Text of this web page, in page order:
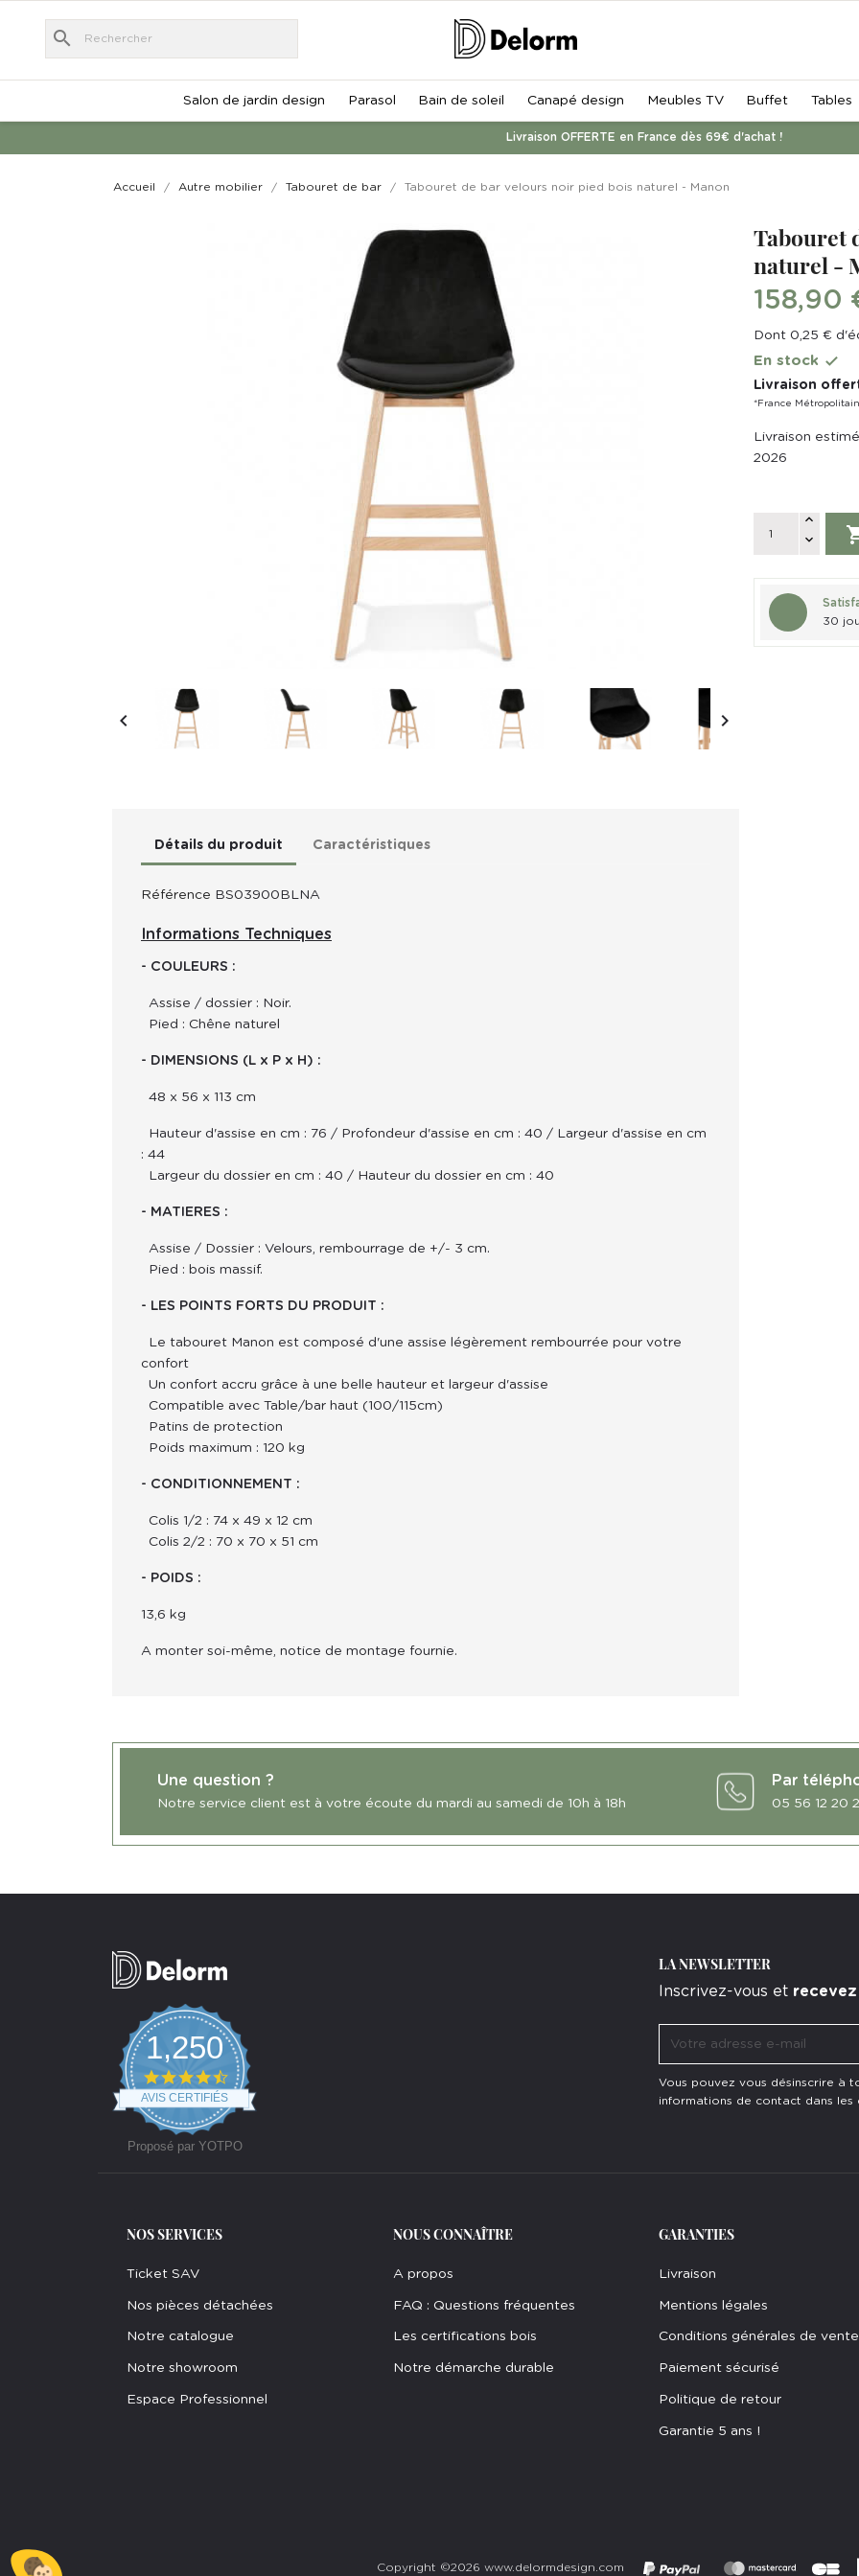
search
Salon de jardin design Parasol Bain de soleil Canapé design Meubles TV Buffet Tables
Livraison OFFERTE en France dès 69€ d'achat !
Accueil Autre mobilier Tabouret de bar Tabouret de bar velours noir pied bois naturel - Manon
 
Détails du produit Caractéristiques
Référence BS03900BLNA
Informations Techniques
- COULEURS :
Assise / dossier : Noir.
Pied : Chêne naturel
- DIMENSIONS (L x P x H) :
48 x 56 x 113 cm
Hauteur d'assise en cm : 76 / Profondeur d'assise en cm : 40 / Largeur d'assise en cm
: 44
Largeur du dossier en cm : 40 / Hauteur du dossier en cm : 40
- MATIERES :
Assise / Dossier : Velours, rembourrage de +/- 3 cm.
Pied : bois massif.
- LES POINTS FORTS DU PRODUIT :
Le tabouret Manon est composé d'une assise légèrement rembourrée pour votre
confort
Un confort accru grâce à une belle hauteur et largeur d'assise
Compatible avec Table/bar haut (100/115cm)
Patins de protection
Poids maximum : 120 kg
- CONDITIONNEMENT :
Colis 1/2 : 74 x 49 x 12 cm
Colis 2/2 : 70 x 70 x 51 cm
- POIDS :
13,6 kg
A monter soi-même, notice de montage fournie.
Tabouret
naturel -
158,90
Dont 0,25 €
En stock 
Livraison
*France
Livraison
2026
30
Une question ?
Notre service client est à votre écoute du mardi au samedi de 10h à 18h
Par
05 56 12 20
1,250
4.7
star
rating
AVIS CERTIFIÉS
Proposé par YOTPO
LA NEWSLETTER
Inscrivez-vous et
Vous pouvez vous désinscrire à
informations de contact dans les
NOS SERVICES
Ticket SAV
Nos pièces détachées
Notre catalogue
Notre showroom
Espace Professionnel
NOUS CONNAÎTRE
A propos
FAQ : Questions fréquentes
Les certifications bois
Notre démarche durable
GARANTIES
Livraison
Mentions légales
Conditions générales de vente
Paiement sécurisé
Politique de retour
Garantie 5 ans !
Copyright ©2026 www.delormdesign.com